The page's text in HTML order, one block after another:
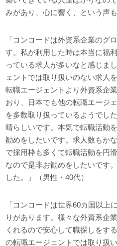
みがあり、心に響く、という声も
「コンコードは外資系企業のグ
す。私が利用した時は本当に福
っている求人が多いなと感じま
ェントでは取り扱いのない求人
転職エージェントより外資系企
おり、日本でも他の転職エージ
を多数取り扱っているようでし
晴らしいです。本気で転職活動
勧めをしたいです。求人数もか
で採用枠も多くて転職活動を円
なので是非お勧めをしたいです
した。」（男性・40代）
「コンコードは世界60カ国以上
りがあります。様々な外資系企
くれるので安心して職探しをす
の転職エージェントでは取り扱